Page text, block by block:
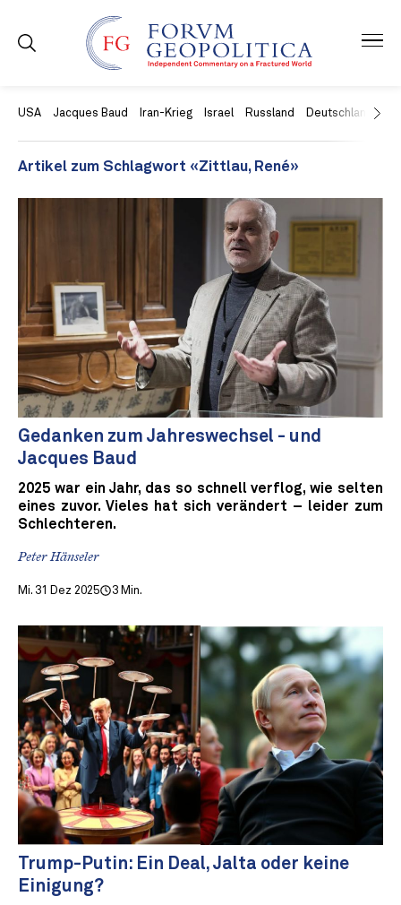
USA Jacques Baud Iran-Krieg Israel Russland Deutschland
Artikel zum Schlagwort «Zittlau, René»
Gedanken zum Jahreswechsel - und
Jacques Baud
2025 war ein Jahr, das so schnell verflog, wie selten
eines zuvor. Vieles hat sich verändert – leider zum
Schlechteren.
Peter Hänseler
Mi. 31 Dez 2025 3 Min.
Trump-Putin: Ein Deal, Jalta oder keine
Einigung?